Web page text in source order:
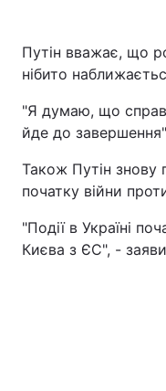
Путін вважає, що
нібито
"Я думаю, що
йде до
Також Путін знову
початку війни
"Події в Україні
Києва з ЄС", -